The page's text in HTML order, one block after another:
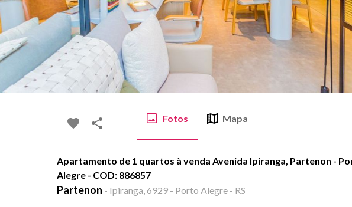
Fotos Mapa
Apartamento de 1 quartos à venda Avenida Ipiranga, Partenon -
Alegre - COD: 886857
Partenon - Ipiranga, 6929 - Porto Alegre - RS